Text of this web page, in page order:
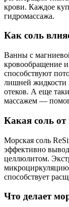
крови. Каждое
гидромассажа.
Как соль
Ванны с
кровообращение
способствуют
лишней жидкости
отеков. А еще
массажем —
Какая соль
Морская соль
эффективно
целлюлитом.
микроциркуляцию
способствует
Что делает